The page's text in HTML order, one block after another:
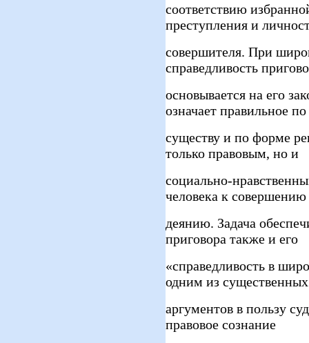
соответствию
преступления и
совершителя. При
справедливость
основывается на его
означает правильное по
существу и по форме
только правовым, но и
социально-
человека к
деянию. Задача
приговора также и его
«справедливость в
одним из существенных
аргументов в пользу
правовое сознание